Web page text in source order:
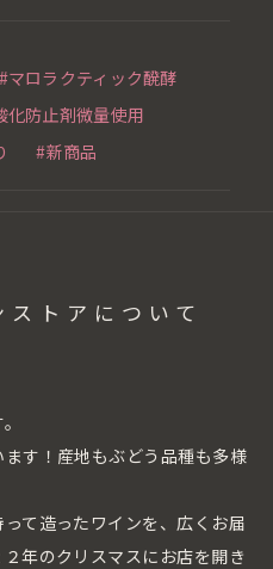
#マロラクティック醗酵
化防止剤微量使用
#新商品
トアについて
す！産地もぶどう品種も多様
て造ったワインを、広くお届
年のクリスマスにお店を開き